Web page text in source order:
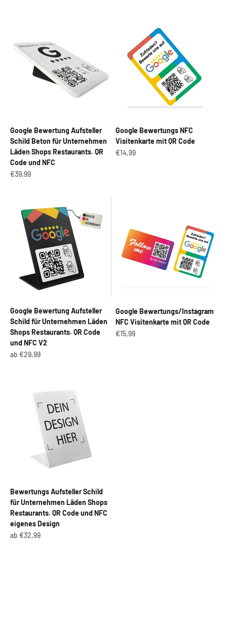
Google Bewertung Aufsteller
Schild Beton für Unternehmen
Läden Shops Restaurants. QR
Code und NFC
Angebot
€39,99
Google Bewertungs NFC
Visitenkarte mit QR Code
Angebot
€14,99
Google Bewertung Aufsteller
Schild für Unternehmen Läden
Shops Restaurants. QR Code
und NFC V2
Angebot
ab €29,99
Google Bewertungs/Instagram
NFC Visitenkarte mit QR Code
Angebot
€15,99
Bewertungs Aufsteller Schild
für Unternehmen Läden Shops
Restaurants. QR Code und NFC
eigenes Design
Angebot
ab €32,99